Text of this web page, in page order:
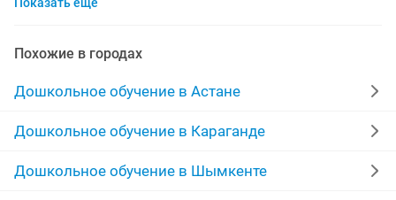
репетитор начальных классов
развития детей казахские
дошкольная подготовка детское
русский казахский начальные классы
Похожие в городах
Дошкольное обучение в Астане
Дошкольное обучение в Караганде
Дошкольное обучение в Шымкенте